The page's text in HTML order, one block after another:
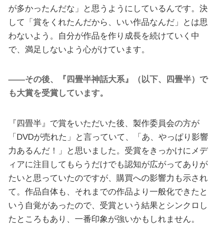
が多かったんだな」と思うようにしているんです。決
して「賞をくれたんだから、いい作品なんだ」とは思
わないよう。自分が作品を作り成長を続けていく中
で、満足しないよう心がけています。
――その後、『四畳半神話大系』（以下、四畳半）で
も大賞を受賞しています。
『四畳半』で賞をいただいた後、製作委員会の方が
「DVDが売れた」と言っていて、「あ、やっぱり影響
力あるんだ！」と思いました。受賞をきっかけにメデ
ィアに注目してもらうだけでも認知が広がってありが
たいと思っていたのですが、購買への影響力も示され
て。作品自体も、それまでの作品より一般化できたと
いう自覚があったので、受賞という結果とシンクロし
たところもあり、一番印象が強いかもしれません。